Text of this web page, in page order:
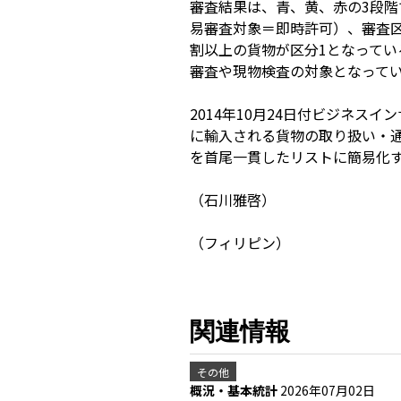
審査結果は、青、黄、赤の3段
易審査対象＝即時許可）、審査
割以上の貨物が区分1となって
審査や現物検査の対象となって
2014年10月24日付ビジネスイ
に輸入される貨物の取り扱い・
を首尾一貫したリストに簡易化
（石川雅啓）
（フィリピン）
関連情報
その他
概況・基本統計 2026年07月02日